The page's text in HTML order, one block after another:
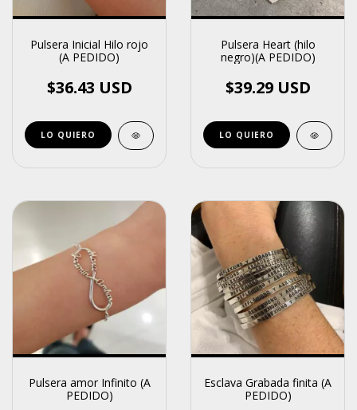
Pulsera Inicial Hilo rojo
(A PEDIDO)
$36.43 USD
Pulsera Heart (hilo
negro)(A PEDIDO)
$39.29 USD
Pulsera amor Infinito (A
PEDIDO)
Esclava Grabada finita (A
PEDIDO)